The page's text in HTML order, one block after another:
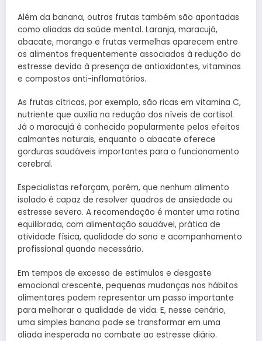
Além da banana, outras frutas também são apontadas
como aliadas da saúde mental. Laranja, maracujá,
abacate, morango e frutas vermelhas aparecem entre
os alimentos frequentemente associados à redução do
estresse devido à presença de antioxidantes, vitaminas
e compostos anti-inflamatórios.
As frutas cítricas, por exemplo, são ricas em vitamina C,
nutriente que auxilia na redução dos níveis de cortisol.
Já o maracujá é conhecido popularmente pelos efeitos
calmantes naturais, enquanto o abacate oferece
gorduras saudáveis importantes para o funcionamento
cerebral.
Especialistas reforçam, porém, que nenhum alimento
isolado é capaz de resolver quadros de ansiedade ou
estresse severo. A recomendação é manter uma rotina
equilibrada, com alimentação saudável, prática de
atividade física, qualidade do sono e acompanhamento
profissional quando necessário.
Em tempos de excesso de estímulos e desgaste
emocional crescente, pequenas mudanças nos hábitos
alimentares podem representar um passo importante
para melhorar a qualidade de vida. E, nesse cenário,
uma simples banana pode se transformar em uma
aliada inesperada no combate ao estresse diário.